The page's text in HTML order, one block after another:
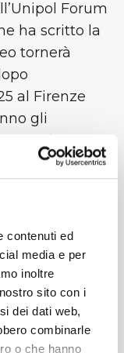
contenuti ed
media e per
inoltre
sito con i
dei dati web,
combinarle
o che hanno
Forum
ha scritto la
tornerà
al Firenze
gli
perdere
l'energia dei
evento
con noi!!